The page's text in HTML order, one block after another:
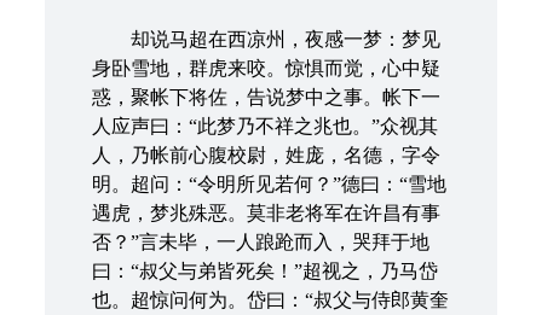
却说马超在西凉州，夜感一梦：梦见
身卧雪地，群虎来咬。惊惧而觉，心中疑
惑，聚帐下将佐，告说梦中之事。帐下一
人应声曰：“此梦乃不祥之兆也。”众视其
人，乃帐前心腹校尉，姓庞，名德，字令
明。超问：“令明所见若何？”德曰：“雪地
遇虎，梦兆殊恶。莫非老将军在许昌有事
否？”言未毕，一人踉跄而入，哭拜于地
曰：“叔父与弟皆死矣！”超视之，乃马岱
也。超惊问何为。岱曰：“叔父与侍郎黄奎